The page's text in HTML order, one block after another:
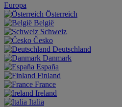
Europa
Österreich
België
Schweiz
Česko
Deutschland
Danmark
España
Finland
France
Ireland
Italia